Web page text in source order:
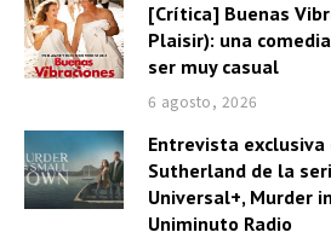
[Crítica] Buenas
Plaisir): una
ser muy casual
6 agosto, 2026
Entrevista exclusiva
Sutherland de la
Universal+, Murder
Uniminuto Radio